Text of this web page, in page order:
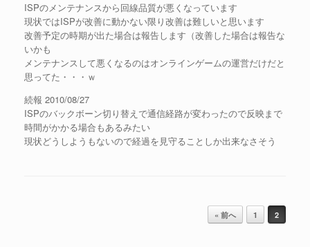
ISPのメンテナンスから回線品質が悪くなっています
現状ではISPが改善に動かない限り改善は難しいと思います
改善予定の時期が出た場合は報告します（改善した場合は報告な
いかも
メンテナンスして悪くなるのはオンラインゲームの運営だけだと
思ってた・・・ｗ
続報 2010/08/27
ISPのバックボーン切り替えで通信経路が変わったので反映まで
時間がかかる場合もあるみたい
現状どうしようもないので経過を見守ることしか出来なさそう
« 前へ 1 2